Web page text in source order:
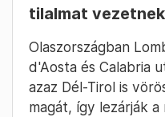
tilalmat
Olaszországban
d'Aosta és Calabria
azaz Dél-Tirol is
magát, így lezárják